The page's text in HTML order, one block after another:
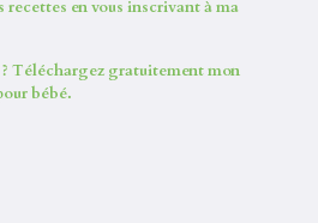
recettes en vous inscrivant à ma
? Téléchargez gratuitement mon
bébé.